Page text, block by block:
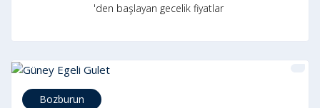
'den başlayan gecelik fiyatlar
Bozburun